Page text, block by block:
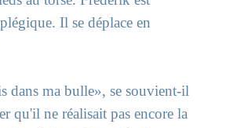
Il se déplace en
dans ma bulle», se souvient-il
qu'il ne réalisait pas encore la